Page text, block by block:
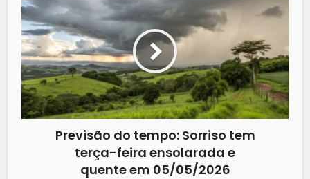
Previsão do tempo: Sorriso tem
terça-feira ensolarada e
quente em 05/05/2026